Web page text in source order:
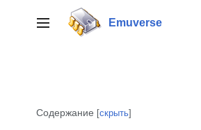
к
содержанию
Переключить боковую панель
Emuverse
Содержание скрыть